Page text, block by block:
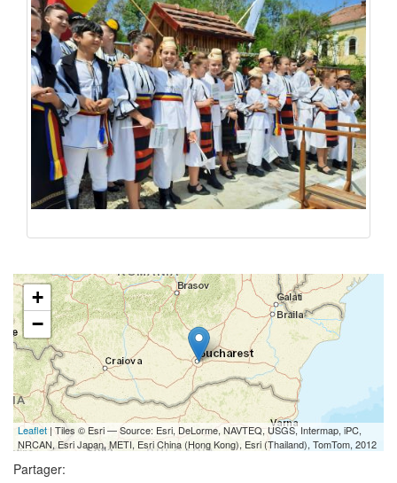
+
−
Leaflet | Tiles © Esri — Source: Esri, DeLorme, NAVTEQ, USGS, Intermap, iPC,
NRCAN, Esri Japan, METI, Esri China (Hong Kong), Esri (Thailand), TomTom, 2012
Partager: